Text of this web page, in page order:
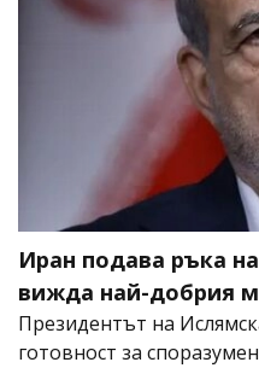
Иран подава ръка
вижда най-добрия
Президентът на
готовност за